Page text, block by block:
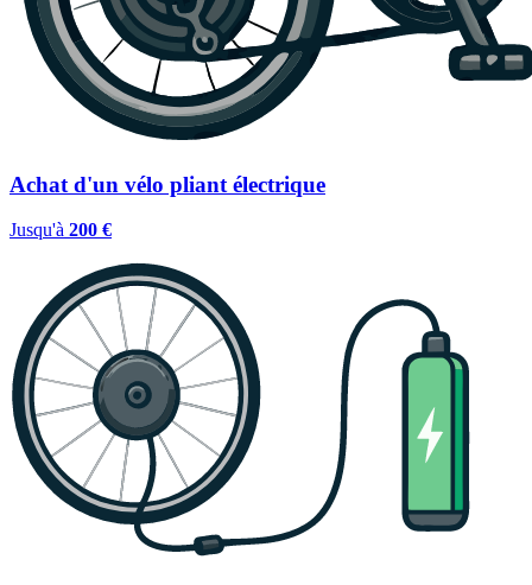
Achat d'un vélo pliant électrique
Jusqu'à 200 €